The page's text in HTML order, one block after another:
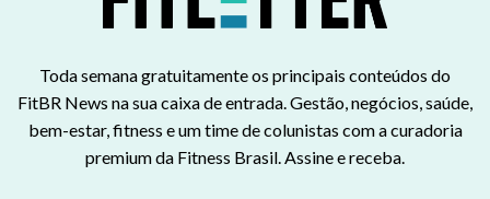
Toda semana gratuitamente os principais conteúdos do
FitBR News na sua caixa de entrada. Gestão, negócios, saúde,
bem-estar, fitness e um time de colunistas com a curadoria
premium da Fitness Brasil. Assine e receba.